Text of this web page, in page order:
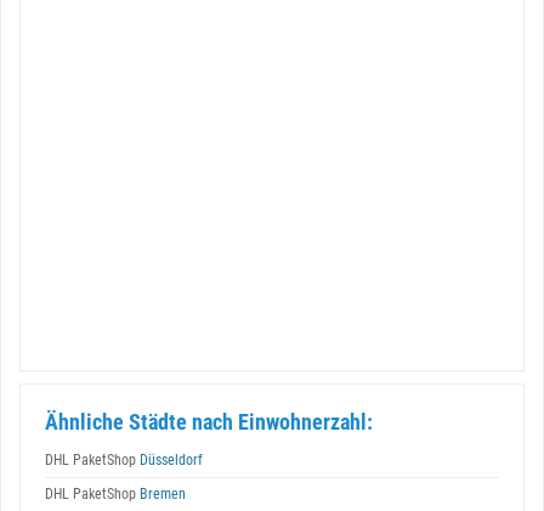
Ähnliche Städte nach Einwohnerzahl:
DHL PaketShop Düsseldorf
DHL PaketShop Bremen